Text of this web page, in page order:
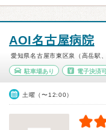
AOI名古屋病院
愛知県名古屋市東区泉（高岳駅
駐車場あり 電子決済
土曜（〜12:00）